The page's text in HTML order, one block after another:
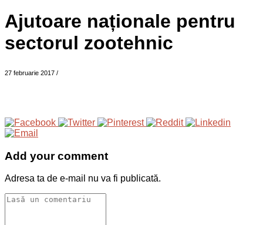
Ajutoare naționale pentru
sectorul zootehnic
27 februarie 2017 /
Add your comment
Adresa ta de e-mail nu va fi publicată.